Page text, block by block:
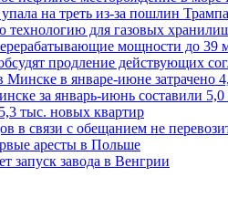
на треть из-за пошлин Трампа
для газовых
мощности до 39
продление действующих
в январе-июне затрачено
за январь-июнь составили 5,0
тыс. новых квартир
в связи с обещанием не
аресты в Польше
запуск завода в Венгрии